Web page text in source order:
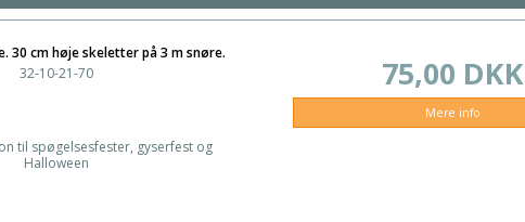
30 cm høje skeletter på 3 m snøre.
32-10-21-70
til spøgelsesfester, gyserfest og
Halloween
75,00 DKK
Mere info